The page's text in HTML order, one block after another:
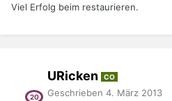
Viel Erfolg beim restaurieren.
URicken CO
Geschrieben 4. März 2013